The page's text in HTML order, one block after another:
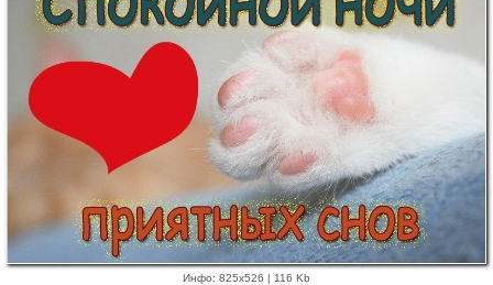
Инфо: 825х526 | 116 Kb